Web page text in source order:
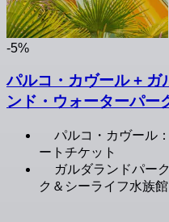
-5%
パルコ・カヴール + ガ
ンド・ウォーターパー
パルコ・カヴール
ートチケット
ガルダランドパー
ク＆シーライフ水族